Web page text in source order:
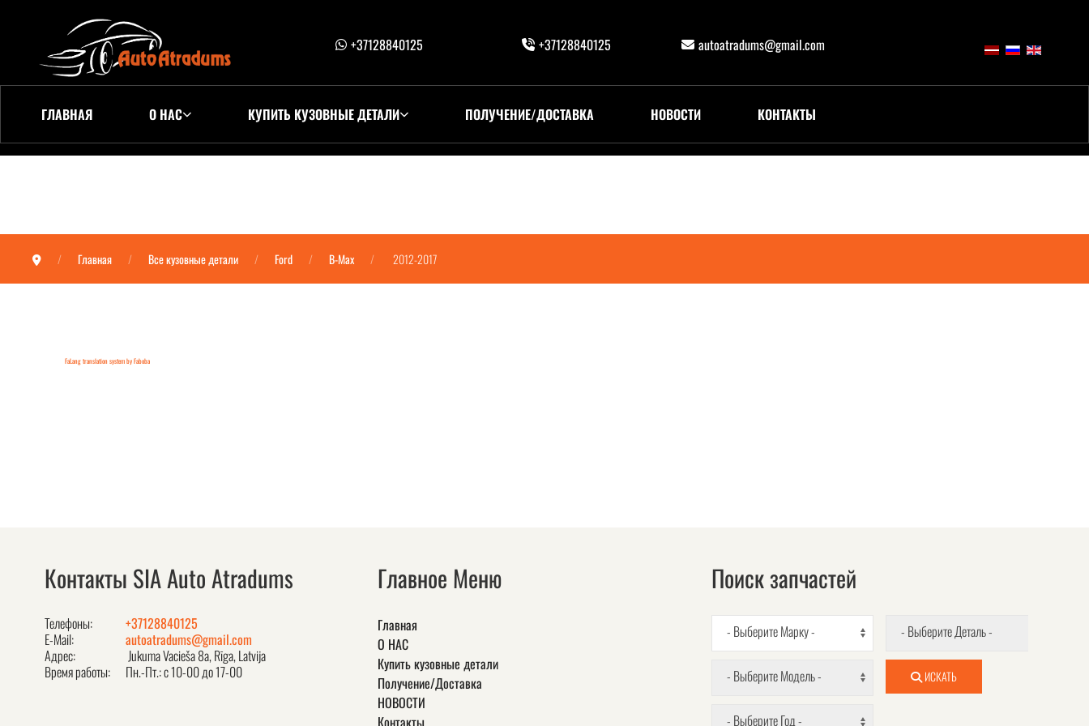
+37128840125 +37128840125 autoatradums@gmail.com
ГЛАВНАЯ О НАС КУПИТЬ КУЗОВНЫЕ ДЕТАЛИ ПОЛУЧЕНИЕ/ДОСТАВКА НОВОСТИ КОНТАКТЫ
Главная Все кузовные детали Ford B-Max 2012-2017
FaLang translation system by Faboba
Контакты SIA Auto Atradums
Телефоны:
+37128840125
E-Mail:
autoatradums@gmail.com
Адрес:
Jukuma Vacieša 8a, Rīga, Latvija
Время работы:
Пн.-Пт.: с 10-00 до 17-00
Главное Меню
Главная
О НАС
Купить кузовные детали
Получение/Доставка
НОВОСТИ
Контакты
Поиск запчастей
- Выберите Марку -
- Выберите Модель -
- Выберите Год -
- Выберите Деталь -
ИСКАТЬ